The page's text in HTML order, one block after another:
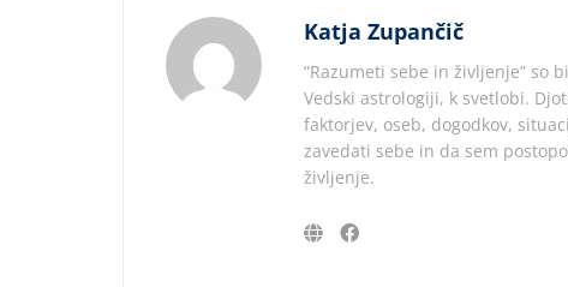
Katja Zupančič
“Razumeti sebe in življenje” so
Vedski astrologiji, k svetlobi.
faktorjev, oseb, dogodkov,
zavedati sebe in da sem
življenje.